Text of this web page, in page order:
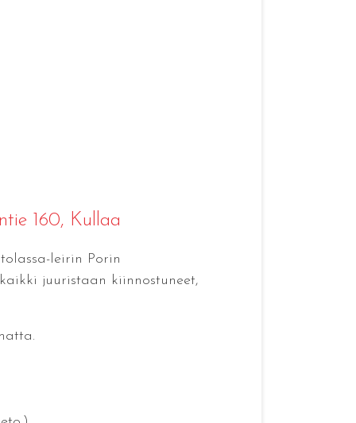
160, Kullaa
leirin Porin
juuristaan kiinnostuneet,